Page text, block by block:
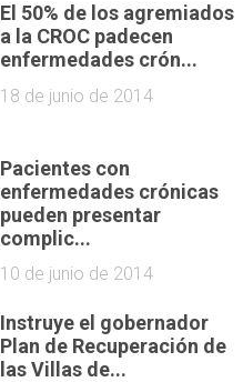
El 50% de los agremiados
a la CROC padecen
enfermedades crón...
18 de junio de 2014
Pacientes con
enfermedades crónicas
pueden presentar
complic...
10 de junio de 2014
Instruye el gobernador
Plan de Recuperación de
las Villas de...